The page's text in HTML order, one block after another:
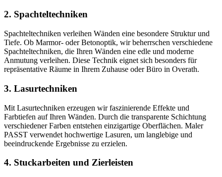
2. Spachteltechniken
Spachteltechniken verleihen Wänden eine besondere Struktur und
Tiefe. Ob Marmor- oder Betonoptik, wir beherrschen verschiedene
Spachteltechniken, die Ihren Wänden eine edle und moderne
Anmutung verleihen. Diese Technik eignet sich besonders für
repräsentative Räume in Ihrem Zuhause oder Büro in Overath.
3. Lasurtechniken
Mit Lasurtechniken erzeugen wir faszinierende Effekte und
Farbtiefen auf Ihren Wänden. Durch die transparente Schichtung
verschiedener Farben entstehen einzigartige Oberflächen. Maler
PASST verwendet hochwertige Lasuren, um langlebige und
beeindruckende Ergebnisse zu erzielen.
4. Stuckarbeiten und Zierleisten